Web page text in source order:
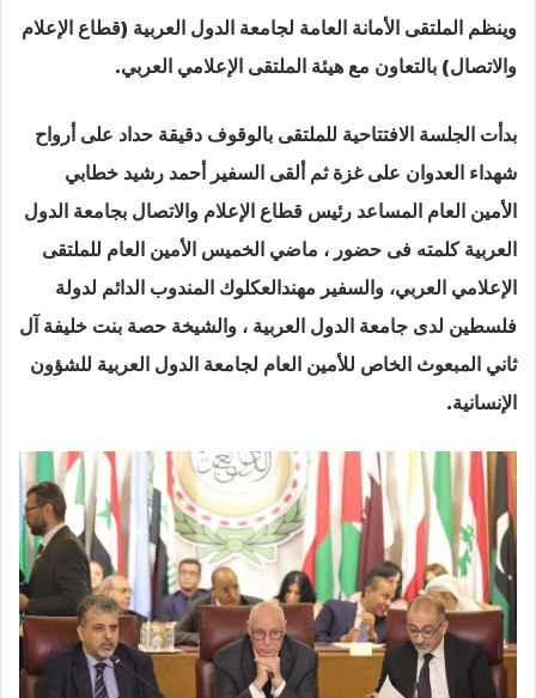
وينظم الملتقى الأمانة العامة لجامعة الدول العربية (قطاع الإعلام
والاتصال) بالتعاون مع هيئة الملتقى الإعلامي العربي.
بدأت الجلسة الافتتاحية للملتقى بالوقوف دقيقة حداد على أرواح
شهداء العدوان على غزة ثم ألقى السفير أحمد رشيد خطابي
الأمين العام المساعد رئيس قطاع الإعلام والاتصال بجامعة الدول
العربية كلمته فى حضور ، ماضي الخميس الأمين العام للملتقى
الإعلامي العربي، والسفير مهندالعكلوك المندوب الدائم لدولة
فلسطين لدى جامعة الدول العربية ، والشيخة حصة بنت خليفة آل
ثاني المبعوث الخاص للأمين العام لجامعة الدول العربية للشؤون
الإنسانية.